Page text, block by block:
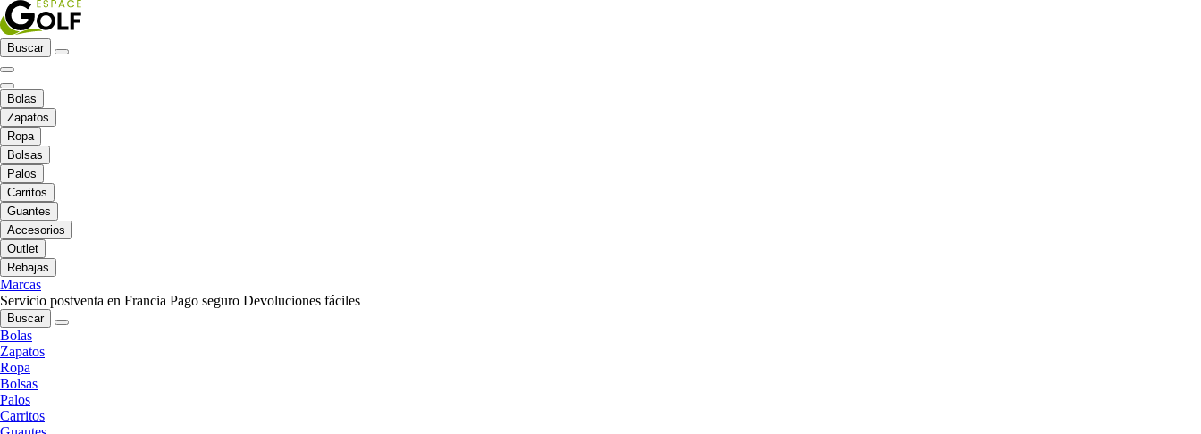
Buscar
Bolas
Zapatos
Ropa
Bolsas
Palos
Carritos
Guantes
Accesorios
Outlet
Rebajas
Marcas
Servicio postventa en Francia Pago seguro Devoluciones fáciles
Buscar
Bolas
Zapatos
Ropa
Bolsas
Palos
Carritos